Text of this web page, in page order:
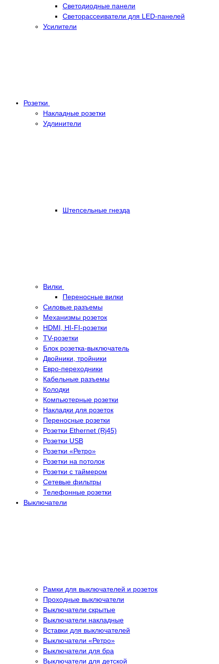
Светодиодные панели
Светорассеиватели для LED-панелей
Усилители
Розетки
Накладные розетки
Удлинители
Штепсельные гнезда
Вилки
Переносные вилки
Силовые разъемы
Механизмы розеток
HDMI, HI-FI-розетки
TV-розетки
Блок розетка-выключатель
Двойники, тройники
Евро-переходники
Кабельные разъемы
Колодки
Компьютерные розетки
Накладки для розеток
Переносные розетки
Розетки Ethernet (Rj45)
Розетки USB
Розетки «Ретро»
Розетки на потолок
Розетки с таймером
Сетевые фильтры
Телефонные розетки
Выключатели
Рамки для выключателей и розеток
Проходные выключатели
Выключатели скрытые
Выключатели накладные
Вставки для выключателей
Выключатели «Ретро»
Выключатели для бра
Выключатели для детской